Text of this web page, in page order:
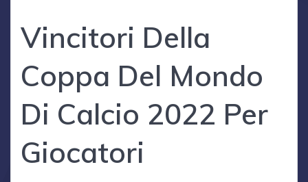
Vincitori Della
Coppa Del Mondo
Di Calcio 2022 Per
Giocatori